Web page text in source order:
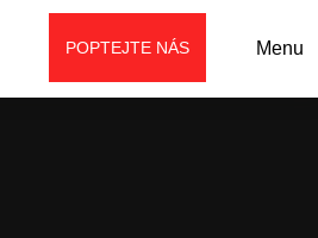
Menu
POPTEJTE NÁS